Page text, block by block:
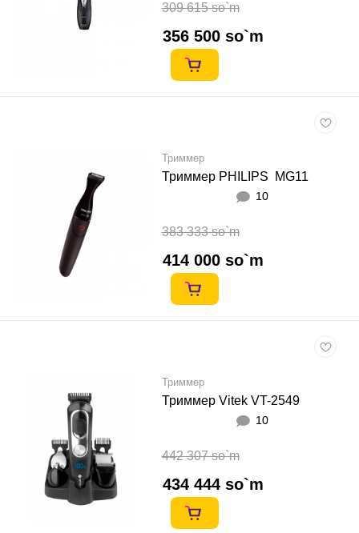
309 615 so`m
356 500 so`m
Триммер
Триммер PHILIPS MG11
10
383 333 so`m
414 000 so`m
Триммер
Триммер Vitek VT-2549
10
442 307 so`m
434 444 so`m